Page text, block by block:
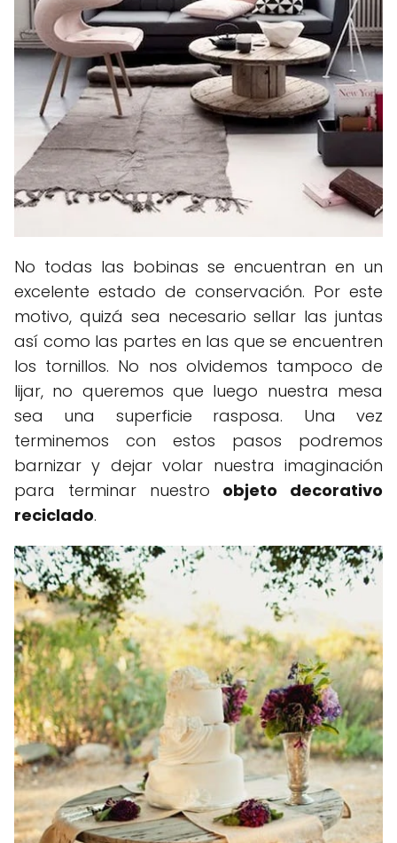
No todas las bobinas se encuentran en un
excelente estado de conservación. Por este
motivo, quizá sea necesario sellar las juntas
así como las partes en las que se encuentren
los tornillos. No nos olvidemos tampoco de
lijar, no queremos que luego nuestra mesa
sea una superficie rasposa. Una vez
terminemos con estos pasos podremos
barnizar y dejar volar nuestra imaginación
para terminar nuestro objeto decorativo
reciclado.